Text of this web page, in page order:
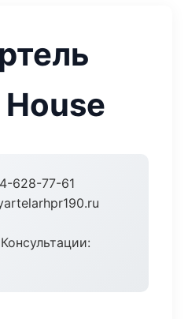
628-77-61
Консультации: